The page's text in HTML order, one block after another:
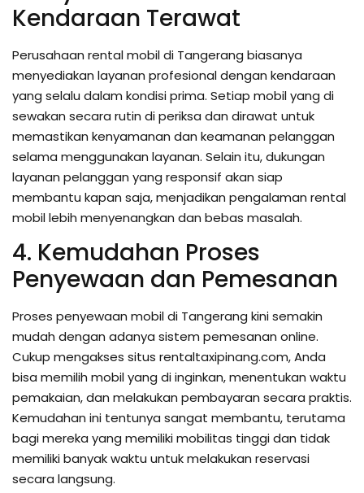
Kendaraan Terawat
Perusahaan rental mobil di Tangerang biasanya
menyediakan layanan profesional dengan kendaraan
yang selalu dalam kondisi prima. Setiap mobil yang di
sewakan secara rutin di periksa dan dirawat untuk
memastikan kenyamanan dan keamanan pelanggan
selama menggunakan layanan. Selain itu, dukungan
layanan pelanggan yang responsif akan siap
membantu kapan saja, menjadikan pengalaman rental
mobil lebih menyenangkan dan bebas masalah.
4. Kemudahan Proses
Penyewaan dan Pemesanan
Proses penyewaan mobil di Tangerang kini semakin
mudah dengan adanya sistem pemesanan online.
Cukup mengakses situs rentaltaxipinang.com, Anda
bisa memilih mobil yang di inginkan, menentukan waktu
pemakaian, dan melakukan pembayaran secara praktis.
Kemudahan ini tentunya sangat membantu, terutama
bagi mereka yang memiliki mobilitas tinggi dan tidak
memiliki banyak waktu untuk melakukan reservasi
secara langsung.